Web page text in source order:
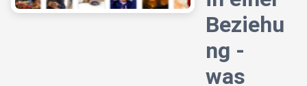
Beziehu
ng -
was